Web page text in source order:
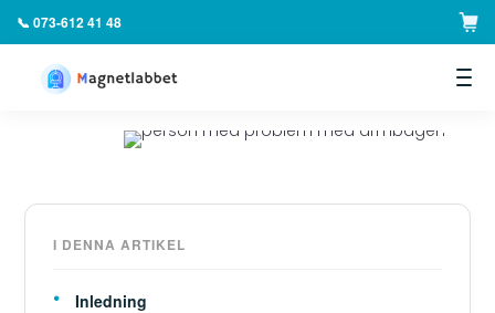
📞 073-612 41 48
I DENNA ARTIKEL
Inledning